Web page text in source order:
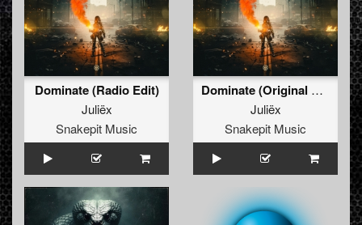
Dominate (Radio Edit)
Juliëx
Snakepit Music
Dominate (Original Mix)
Juliëx
Snakepit Music